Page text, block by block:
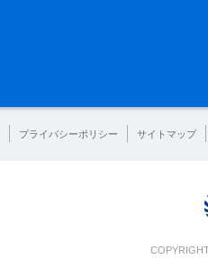
プライバシーポリシー サイトマップ